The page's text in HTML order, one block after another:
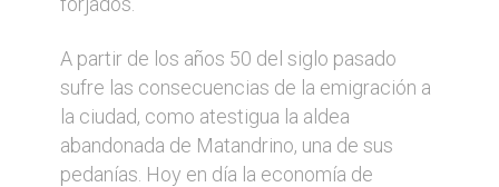
A partir de los años 50 del siglo pasado
sufre las consecuencias de la emigración a
la ciudad, como atestigua la aldea
abandonada de Matandrino, una de sus
pedanías. Hoy en día la economía de